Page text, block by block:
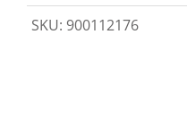
SKU: 900112176